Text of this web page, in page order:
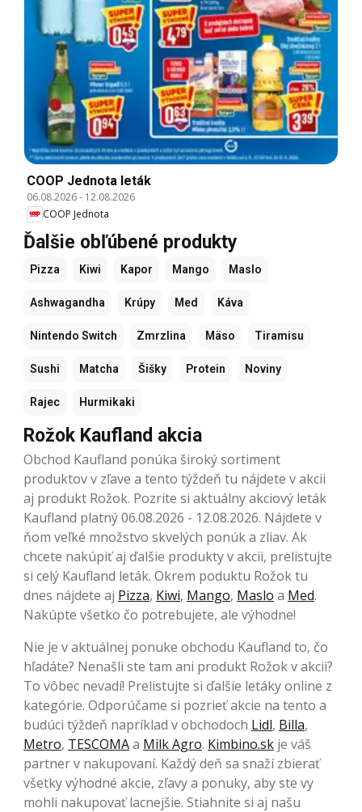
COOP Jednota leták
06.08.2026- 12.08.2026
COOP Jednota
Ďalšie obľúbené produkty
Pizza Kiwi Kapor Mango Maslo
Ashwagandha Krúpy Med Káva
Nintendo Switch Zmrzlina Mäso Tiramisu
Sushi Matcha Šišky Protein Noviny
Rajec Hurmikaki
Rožok Kaufland akcia
Obchod Kaufland ponúka široký sortiment
produktov v zľave a tento týždeň tu nájdete v akcii
aj produkt Rožok. Pozrite si aktuálny akciový leták
Kaufland platný 06.08.2026 - 12.08.2026. Nájdete v
ňom veľké množstvo skvelých ponúk a zliav. Ak
chcete nakúpiť aj ďalšie produkty v akcii, prelistujte
si celý Kaufland leták. Okrem poduktu Rožok tu
dnes nájdete aj Pizza, Kiwi, Mango, Maslo a Med.
Nakúpte všetko čo potrebujete, ale výhodne!
Nie je v aktuálnej ponuke obchodu Kaufland to, čo
hľadáte? Nenašli ste tam ani produkt Rožok v akcii?
To vôbec nevadí! Prelistujte si ďalšie letáky online z
kategórie. Odporúčame si pozrieť akcie na tento a
budúci týždeň napríklad v obchodoch Lidl, Billa,
Metro, TESCOMAa Milk Agro. Kimbino.sk je váš
partner v nakupovaní. Každý deň sa snaží zbierať
všetky výhodné akcie, zľavy a ponuky, aby ste vy
mohli nakupovať lacnejšie. Stiahnite si aj našu